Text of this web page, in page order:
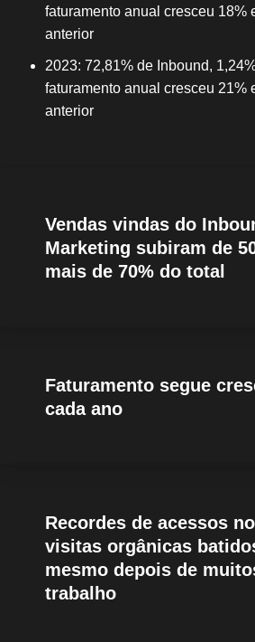
faturamento anual cresceu 18%
anterior
2023: 72,81% de Inbound,
faturamento anual cresceu 21%
anterior
Vendas vindas do
Marketing subiram de
mais de 70% do total
Faturamento segue
cada ano
Recordes de acessos
visitas orgânicas
mesmo depois de
trabalho